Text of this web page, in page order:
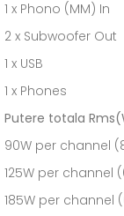
1 x Phono (MM) In
2 x Subwoofer Out
1 x USB
1 x Phones
Putere totala
90W per channel
125W per channel
185W per channel